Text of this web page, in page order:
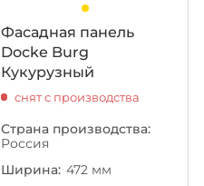
Фасадная панель
Docke Burg
Кукурузный
снят с производства
Страна производства:
Россия
Ширина: 472 мм